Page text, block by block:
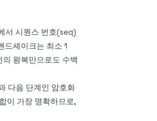
서 시퀀스 번호(seq)
드셰이크는 최소 1
왕복만으로도 수백
다음 단계인 암호화
이 가장 명확하므로,